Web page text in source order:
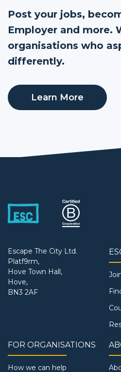
Post your jobs,
Employer and more.
organisations who
differently.
Learn More
Escape The City Ltd.
Platf9rm,
Hove Town Hall,
Hove,
BN3 2AF
FOR ORGANISATIONS
How we can help